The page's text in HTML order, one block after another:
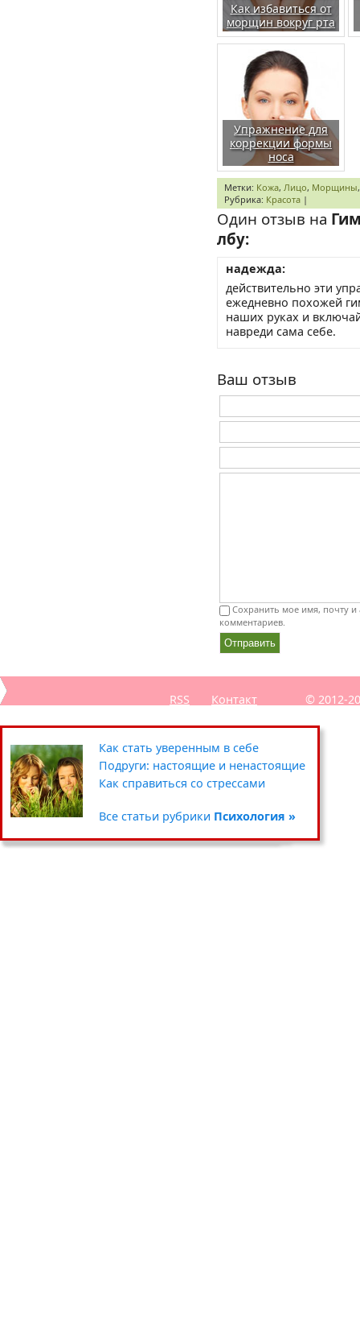
Как избавиться от
морщин вокруг рта
Упражнение для
коррекции формы
носа
Метки: Кожа, Лицо, Морщины
Рубрика: Красота |
Один отзыв на
лбу:
надежда:
действительно эти
ежедневно похожей
наших руках и
навреди сама себе.
Ваш отзыв
Сохранить мое имя, почту и
комментариев.
RSS Контакт © 2012-
Секреты похудения звёзд
Уход за кожей вокруг глаз
Умываемся правильно
Все статьи рубрики Красота »
Полезные советы: кухня
Чистка и хранение одежды
Цветочные горшки и кашпо
Все статьи рубрики Дом »
Путешествия
Сад-огород
Хенд мейд
Все статьи рубрики Хобби »
Как стать уверенным в себе
Подруги: настоящие и ненастоящие
Как справиться со стрессами
Все статьи рубрики Психология »